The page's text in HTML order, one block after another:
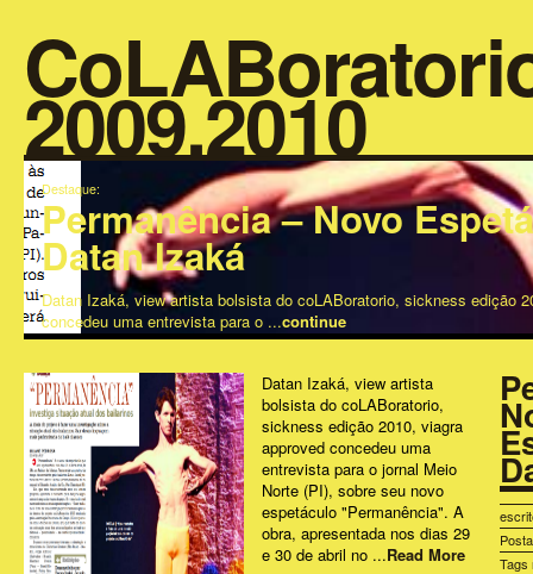
2009.2010
Destaque:
Permanência – Novo
Datan Izaká
Datan Izaká, view artista bolsista do coLABoratorio, sickness edição
concedeu uma entrevista para o ...continue
Datan Izaká, view artista
bolsista do coLABoratorio,
sickness edição 2010, viagra
approved concedeu uma
entrevista para o jornal Meio
Norte (PI), sobre seu novo
espetáculo "Permanência". A
obra, apresentada nos dias 29
e 30 de abril no ...Read More
Tags